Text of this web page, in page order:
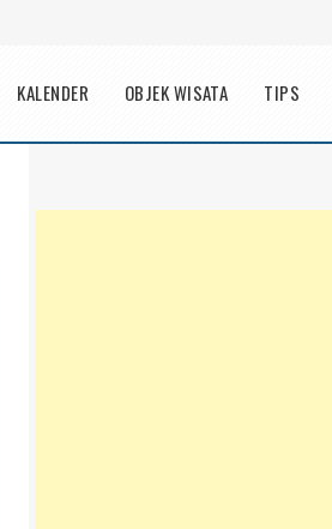
KALENDER OBJEK WISATA TIPS